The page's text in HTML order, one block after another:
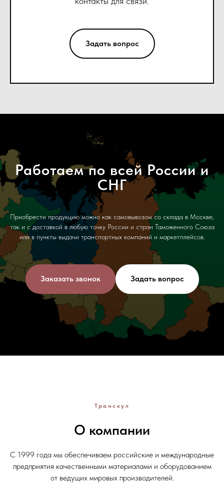
Задать вопрос
Работаем по всей России и
СНГ
Приобрести продукцию можно как самовывозом со склада в Москве,
так и с доставкой в любую точку России и стран Таможенного Союза
или в пункты выдачи транспортных компаний и маркетплейсов.
Заказать звонок Задать вопрос
Транскул
О компании
С 1999 года мы обеспечиваем российские и международные
предприятия качественными материалами и оборудованием
от ведущих мировых производителей.